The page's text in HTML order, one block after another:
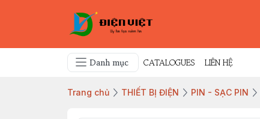
Danh mục CATALOGUES LIÊN HỆ
Trang chủ THIẾT BỊ ĐIỆN PIN - SẠC PIN